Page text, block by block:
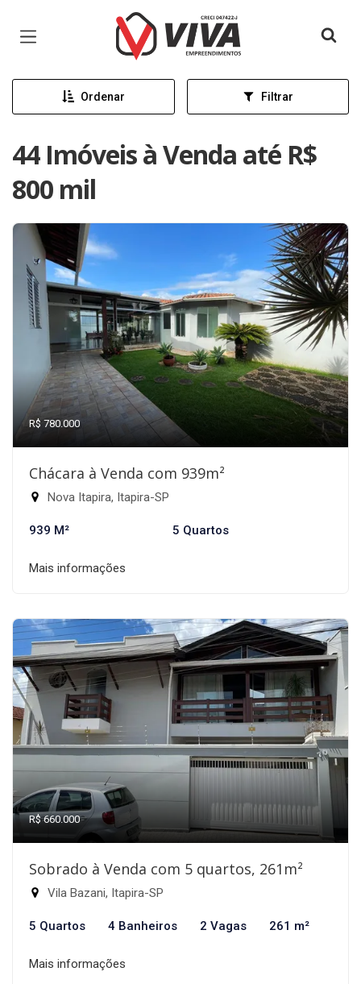
Página inicial
Ordenar Filtrar
44 Imóveis à Venda até R$
800 mil
R$ 780.000
Chácara à Venda com 939m²
Nova Itapira, Itapira-SP
939 M² 5 Quartos
Mais informações
R$ 660.000
Sobrado à Venda com 5 quartos, 261m²
Vila Bazani, Itapira-SP
5 Quartos 4 Banheiros 2 Vagas 261 m²
Mais informações